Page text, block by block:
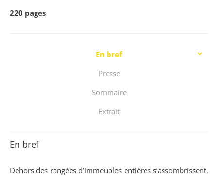
220 pages
En bref
Presse
Sommaire
Extrait
En bref
Dehors des rangées d’immeubles entières s’assombrissent,